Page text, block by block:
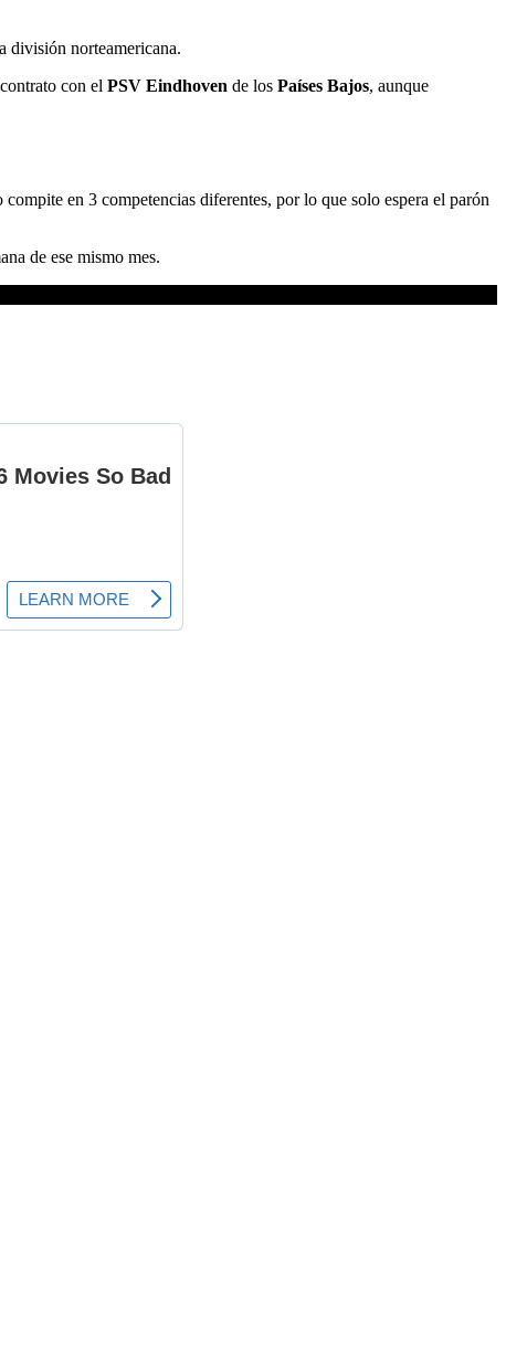
división norteamericana.
con el PSV Eindhoven de los Países Bajos, aunque
compite en 3 competencias diferentes, por lo que solo espera el parón
de ese mismo mes.